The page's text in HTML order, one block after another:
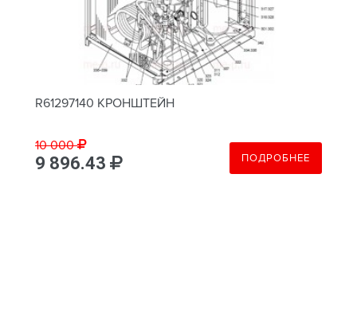
R61297140 КРОНШТЕЙН
10 000
9 896.43 ПОДРОБНЕЕ